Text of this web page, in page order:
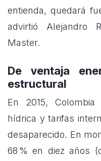
entienda, quedará
advirtió Alejandro
Master.
De ventaja
estructural
En 2015,
hídrica y tarifas
desaparecido. En
68 % en diez años